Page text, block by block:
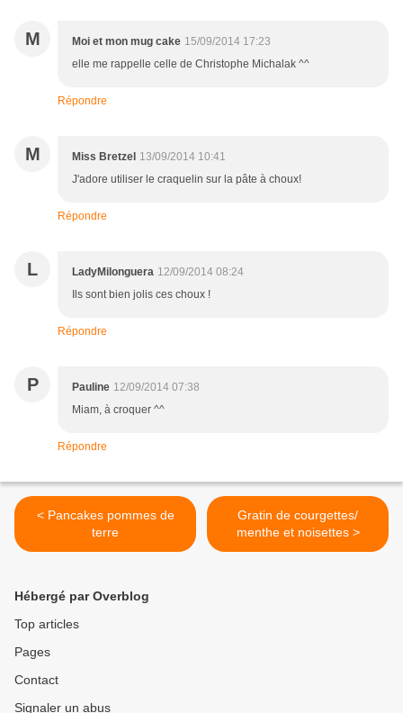
M Moi et mon mug cake 15/09/2014 17:23
elle me rappelle celle de Christophe Michalak ^^
Répondre
M Miss Bretzel 13/09/2014 10:41
J'adore utiliser le craquelin sur la pâte à choux!
Répondre
L LadyMilonguera 12/09/2014 08:24
Ils sont bien jolis ces choux !
Répondre
P Pauline 12/09/2014 07:38
Miam, à croquer ^^
Répondre
< Pancakes pommes de
terre
Gratin de courgettes/
menthe et noisettes >
Hébergé par Overblog
Top articles
Pages
Contact
Signaler un abus